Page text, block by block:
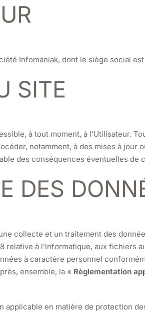
Infomaniak, dont le siège social
SITE
à tout moment, à l’Utilisateur.
notamment, à des mises à jour
des conséquences éventuelles de
DES
collecte et un traitement des
relative à l’informatique, aux
à caractère personnel
ensemble, la « Règlementation
applicable en matière de protection